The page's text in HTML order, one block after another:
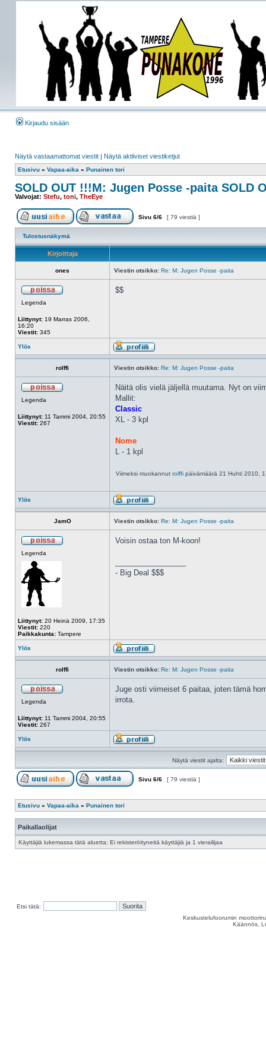
Kirjaudu sisään
Näytä vastaamattomat viestit | Näytä aktiiviset viestiketjut
Etusivu » Vapaa-aika » Punainen tori
SOLD OUT !!!M: Jugen Posse -paita SOLD
Valvojat: Stefu, toni, TheEye
Sivu 6/6 [ 79 viestiä ]
Tulostusnäkymä
Kirjoittaja
ones Viestin otsikko: Re: M: Jugen Posse -paita
Legenda
Liittynyt: 19 Marras 2006,
16:20
Viestit: 345
$$
Ylös
rolffi Viestin otsikko: Re: M: Jugen Posse -paita
Legenda
Liittynyt: 11 Tammi 2004, 20:55
Viestit: 267
Näitä olis vielä jäljellä muutama. Nyt on
Mallit:
Classic
XL - 3 kpl
Nome
L - 1 kpl
Viimeksi muokannut rolffi päivämäärä 21 Huhti 2010,
Ylös
JamO Viestin otsikko: Re: M: Jugen Posse -paita
Legenda
Liittynyt: 20 Heinä 2009, 17:35
Viestit: 220
Paikkakunta: Tampere
Voisin ostaa ton M-koon!
- Big Deal $$$
Ylös
rolffi Viestin otsikko: Re: M: Jugen Posse -paita
Legenda
Liittynyt: 11 Tammi 2004, 20:55
Viestit: 267
Juge osti viimeiset 6 paitaa, joten tämä
irrota.
Ylös
Näytä viestit ajalta:
Sivu 6/6 [ 79 viestiä ]
Etusivu » Vapaa-aika » Punainen tori
Paikallaolijat
Käyttäjiä lukemassa tätä aluetta: Ei rekisteröityneitä käyttäjiä ja 1 vierailijaa
Etsi tätä:
Keskustelufoorumin
Käännös,